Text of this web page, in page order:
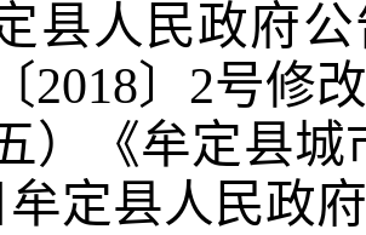
县人民政府
2018〕 2号修
）
《牟定县
牟定县人民政